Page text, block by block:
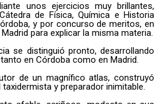
unos ejercicios muy brillantes,
de Física, Química e Historia
y por concurso de meritos, en
para explicar la misma materia.
se distinguió pronto, desarrollando
en Córdoba como en Madrid.
de un magnífico atlas, construyó
y preparador inimitable.